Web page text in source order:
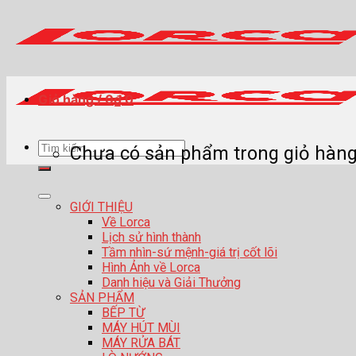
content
Tìm
kiếm:
GIỚI THIỆU
Về Lorca
Lịch sử hình thành
Tầm nhìn-sứ mệnh-giá trị cốt lõi
Hình Ảnh về Lorca
Danh hiệu và Giải Thưởng
SẢN PHẨM
BẾP TỪ
MÁY HÚT MÙI
MÁY RỬA BÁT
Giỏ hàng /0₫ 0
Chưa có sản phẩm trong giỏ